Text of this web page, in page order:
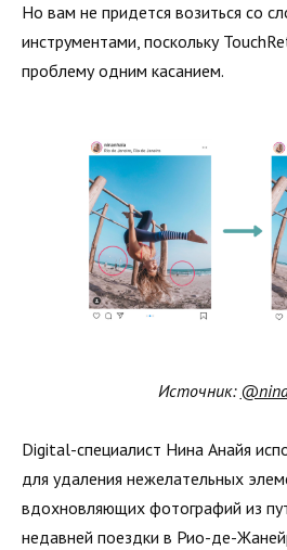
Но вам не придется возиться со
инструментами, поскольку
проблему одним касанием.
Источник:
Digital-специалист Нина Анайя
для удаления нежелательных
вдохновляющих фотографий из
недавней поездки в Рио-де-